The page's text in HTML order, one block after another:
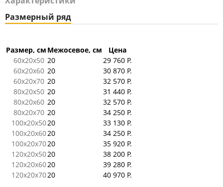
Размерный ряд
Размер, см Межосевое, см
Цена
60x20x50 20
29 760 Р.
60x20x60 20
30 870 Р.
60x20x70 20
32 570 Р.
80x20x50 20
31 440 Р.
80x20x60 20
32 570 Р.
80x20x70 20
34 250 Р.
100x20x5020
33 130 Р.
100x20x6020
34 250 Р.
100x20x7020
35 920 Р.
120x20x5020
38 200 Р.
120x20x6020
39 280 Р.
120x20x7020 40 970 Р.